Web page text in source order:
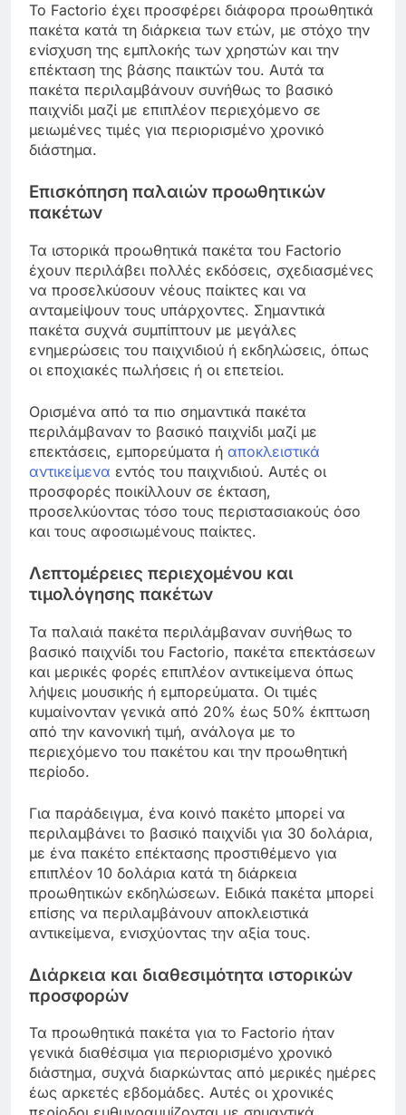
Το Factorio έχει προσφέρει διάφορα προωθητικά
πακέτα κατά τη διάρκεια των ετών, με στόχο την
ενίσχυση της εμπλοκής των χρηστών και την
επέκταση της βάσης παικτών του. Αυτά τα
πακέτα περιλαμβάνουν συνήθως το βασικό
παιχνίδι μαζί με επιπλέον περιεχόμενο σε
μειωμένες τιμές για περιορισμένο χρονικό
διάστημα.
Επισκόπηση παλαιών προωθητικών
πακέτων
Τα ιστορικά προωθητικά πακέτα του Factorio
έχουν περιλάβει πολλές εκδόσεις, σχεδιασμένες
να προσελκύσουν νέους παίκτες και να
ανταμείψουν τους υπάρχοντες. Σημαντικά
πακέτα συχνά συμπίπτουν με μεγάλες
ενημερώσεις του παιχνιδιού ή εκδηλώσεις, όπως
οι εποχιακές πωλήσεις ή οι επετείοι.
Ορισμένα από τα πιο σημαντικά πακέτα
περιλάμβαναν το βασικό παιχνίδι μαζί με
επεκτάσεις, εμπορεύματα ή αποκλειστικά
αντικείμενα εντός του παιχνιδιού. Αυτές οι
προσφορές ποικίλλουν σε έκταση,
προσελκύοντας τόσο τους περιστασιακούς όσο
και τους αφοσιωμένους παίκτες.
Λεπτομέρειες περιεχομένου και
τιμολόγησης πακέτων
Τα παλαιά πακέτα περιλάμβαναν συνήθως το
βασικό παιχνίδι του Factorio, πακέτα επεκτάσεων
και μερικές φορές επιπλέον αντικείμενα όπως
λήψεις μουσικής ή εμπορεύματα. Οι τιμές
κυμαίνονταν γενικά από 20% έως 50% έκπτωση
από την κανονική τιμή, ανάλογα με το
περιεχόμενο του πακέτου και την προωθητική
περίοδο.
Για παράδειγμα, ένα κοινό πακέτο μπορεί να
περιλαμβάνει το βασικό παιχνίδι για 30 δολάρια,
με ένα πακέτο επέκτασης προστιθέμενο για
επιπλέον 10 δολάρια κατά τη διάρκεια
προωθητικών εκδηλώσεων. Ειδικά πακέτα μπορεί
επίσης να περιλαμβάνουν αποκλειστικά
αντικείμενα, ενισχύοντας την αξία τους.
Διάρκεια και διαθεσιμότητα ιστορικών
προσφορών
Τα προωθητικά πακέτα για το Factorio ήταν
γενικά διαθέσιμα για περιορισμένο χρονικό
διάστημα, συχνά διαρκώντας από μερικές ημέρες
έως αρκετές εβδομάδες. Αυτές οι χρονικές